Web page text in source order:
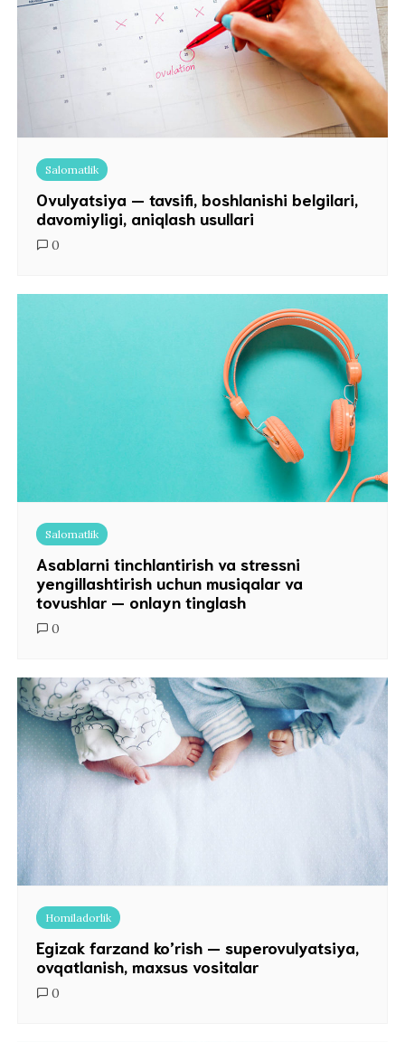
Salomatlik
Ovulyatsiya — tavsifi, boshlanishi belgilari,
davomiyligi, aniqlash usullari
0
Salomatlik
Asablarni tinchlantirish va stressni
yengillashtirish uchun musiqalar va
tovushlar — onlayn tinglash
0
Homiladorlik
Egizak farzand ko’rish — superovulyatsiya,
ovqatlanish, maxsus vositalar
0